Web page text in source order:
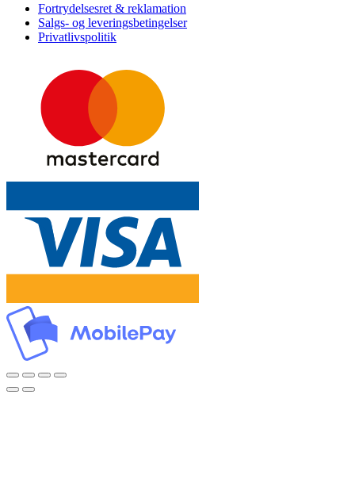
Fortrydelsesret & reklamation
Salgs- og leveringsbetingelser
Privatlivspolitik